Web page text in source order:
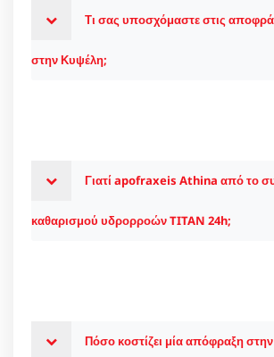
Τι σας υποσχόμαστε στις
στην Κυψέλη;
Γιατί apofraxeis Athina από το
καθαρισμού υδρορροών TITAN 24h;
Πόσο κοστίζει μία απόφραξη